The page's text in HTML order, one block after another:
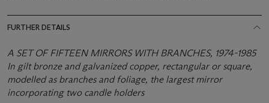
FURTHER DETAILS
A SET OF FIFTEEN MIRRORS WITH BRANCHES, 1974-1985
In gilt bronze and galvanized copper, rectangular or square,
modelled as branches and foliage, the largest mirror
incorporating two candle holders